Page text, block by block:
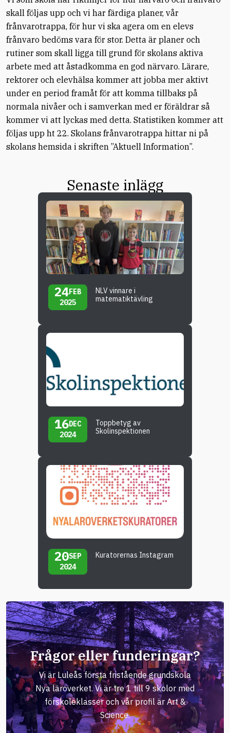
skall följas upp och vi har färdiga planer, vår
frånvarotrappa, för hur vi ska agera om en elevs
frånvaro bedöms vara för stor. Detta är planer och
rutiner som skall ligga till grund för skolans aktiva
arbete med att åstadkomma en god närvaro. Lärare,
rektorer och elevhälsa kommer att jobba mer aktivt
under en period framåt för att komma tillbaks på
normala nivåer och i samverkan med er föräldrar så
kommer vi att lyckas med detta. Statistiken kommer att
följas upp ht 22. Skolans frånvarotrappa hittar ni på
skolans hemsida i skriften ”Aktuell Information”.
Senaste inlägg
24FEB
2025
NLV vinnare i
matematiktävling
16DEC
2024
Toppbetyg av
Skolinspektionen
20SEP
2024
Kuratorernas Instagram
Frågor eller funderingar?
Vi är Luleås första fristående grundskola
Nya läroverket. Vi är tre 1 till 9 skolor med
förskoleklasser och vår profil är Art &
Science.